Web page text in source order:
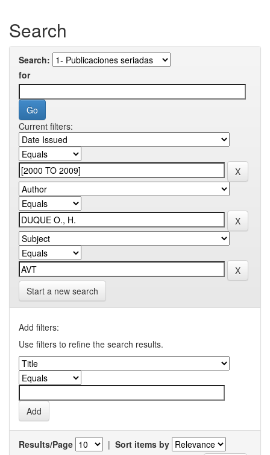
Search
Search:
for
Current filters:
Start a new search
Add filters:
Use filters to refine the search results.
Results/Page | Sort items by